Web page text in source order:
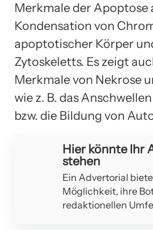
Merkmale der Apoptose
Kondensation von
apoptotischer Körper
Zytoskeletts. Es zeigt
Merkmale von Nekrose
wie z. B. das
bzw. die Bildung von
Hier könnte Ihr
stehen
Ein Advertorial
Möglichkeit, ihre
redaktionellen